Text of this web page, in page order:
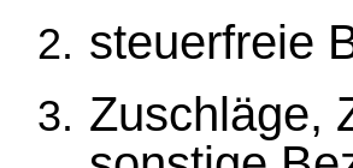
steuerfreie
Zuschläge,